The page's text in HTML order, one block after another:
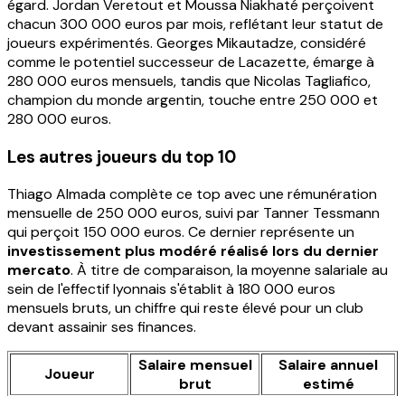
égard. Jordan Veretout et Moussa Niakhaté perçoivent
chacun 300 000 euros par mois, reflétant leur statut de
joueurs expérimentés. Georges Mikautadze, considéré
comme le potentiel successeur de Lacazette, émarge à
280 000 euros mensuels, tandis que Nicolas Tagliafico,
champion du monde argentin, touche entre 250 000 et
280 000 euros.
Les autres joueurs du top 10
Thiago Almada complète ce top avec une rémunération
mensuelle de 250 000 euros, suivi par Tanner Tessmann
qui perçoit 150 000 euros. Ce dernier représente un
investissement plus modéré réalisé lors du dernier
mercato. À titre de comparaison, la moyenne salariale au
sein de l'effectif lyonnais s'établit à 180 000 euros
mensuels bruts, un chiffre qui reste élevé pour un club
devant assainir ses finances.
Joueur
Salaire mensuel
brut
Salaire annuel
estimé